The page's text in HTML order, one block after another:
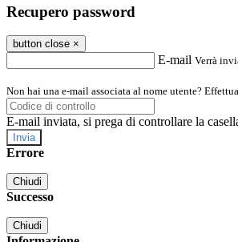
Recupero password
button close ×
E-mail Verrà
Non hai una e-mail associata al nome utente?
E-mail inviata, si prega di controllare la
Errore
Chiudi
Successo
Chiudi